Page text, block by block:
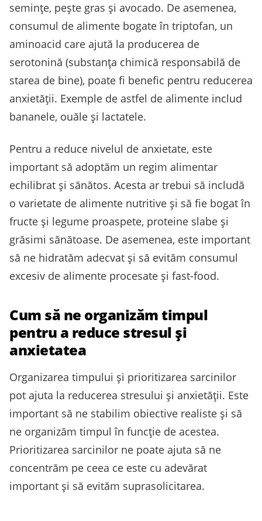
semințe, pește gras și avocado. De asemenea,
consumul de alimente bogate în triptofan, un
aminoacid care ajută la producerea de
serotonină (substanța chimică responsabilă de
starea de bine), poate fi benefic pentru reducerea
anxietății. Exemple de astfel de alimente includ
bananele, ouăle și lactatele.
Pentru a reduce nivelul de anxietate, este
important să adoptăm un regim alimentar
echilibrat și sănătos. Acesta ar trebui să includă
o varietate de alimente nutritive și să fie bogat în
fructe și legume proaspete, proteine slabe și
grăsimi sănătoase. De asemenea, este important
să ne hidratăm adecvat și să evităm consumul
excesiv de alimente procesate și fast-food.
Cum să ne organizăm timpul
pentru a reduce stresul și
anxietatea
Organizarea timpului și prioritizarea sarcinilor
pot ajuta la reducerea stresului și anxietății. Este
important să ne stabilim obiective realiste și să
ne organizăm timpul în funcție de acestea.
Prioritizarea sarcinilor ne poate ajuta să ne
concentrăm pe ceea ce este cu adevărat
important și să evităm suprasolicitarea.